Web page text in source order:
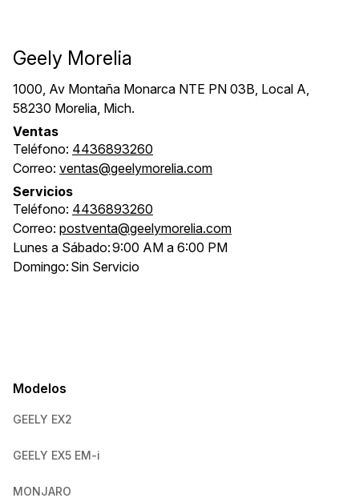
Geely Morelia
1000, Av Montaña Monarca NTE PN 03B, Local A,
58230 Morelia, Mich.
Ventas
Teléfono: 4436893260
Correo: ventas@geelymorelia.com
Servicios
Teléfono: 4436893260
Correo: postventa@geelymorelia.com
Lunes a Sábado:9:00 AM a 6:00 PM
Domingo: Sin Servicio
Modelos
GEELY EX2
GEELY EX5 EM-i
MONJARO